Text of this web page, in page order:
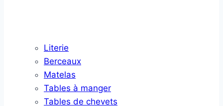
Literie
Berceaux
Matelas
Tables à manger
Tables de chevets